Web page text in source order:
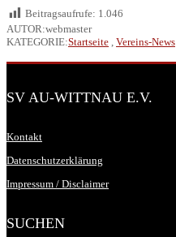
Beitragsaufrufe: 1.046
AUTOR:webmaster
KATEGORIE:Startseite , Vereins-News
SV AU-WITTNAU E.V.
Kontakt
Datenschutzerklärung
Impressum / Disclaimer
SUCHEN